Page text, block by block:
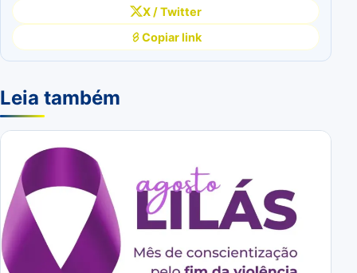
X / Twitter
Copiar link
Leia também